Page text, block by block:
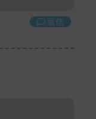
返信